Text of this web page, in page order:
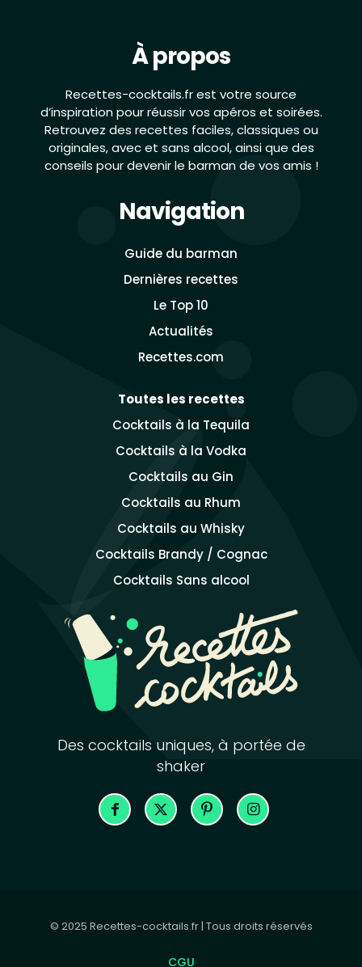
À propos
Recettes-cocktails.fr est votre source
d’inspiration pour réussir vos apéros et soirées.
Retrouvez des recettes faciles, classiques ou
originales, avec et sans alcool, ainsi que des
conseils pour devenir le barman de vos amis !
Navigation
Guide du barman
Dernières recettes
Le Top 10
Actualités
Recettes.com
Toutes les recettes
Cocktails à la Tequila
Cocktails à la Vodka
Cocktails au Gin
Cocktails au Rhum
Cocktails au Whisky
Cocktails Brandy / Cognac
Cocktails Sans alcool
Des cocktails uniques, à portée de
shaker
© 2025 Recettes-cocktails.fr | Tous droits réservés
CGU